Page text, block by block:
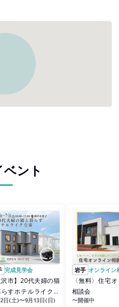
ント
完成見学会
沢市】20代夫婦の猫
らすホテルライクな
日(土)〜9月13日(日)
岩手 オンライン
〈無料〉住宅
相談会
〜開催中